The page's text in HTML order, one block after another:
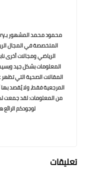
المتخصصة في المجال
الرياضي ومجالات أخرى
المعلومات بشكل جيد
المقالات الصحية التي
المرجعية فقط، ولا يُقصد
من المعلومات: لقد جمعت
لوجودكم
تعليقات